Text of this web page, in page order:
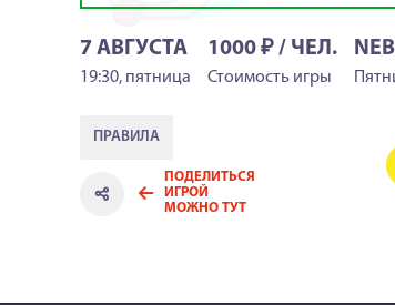
7 АВГУСТА
19:30, пятница
1000 ₽ / ЧЕЛ.
Стоимость игры
ПРАВИЛА
ПОДЕЛИТЬСЯ
ИГРОЙ
МОЖНО ТУТ